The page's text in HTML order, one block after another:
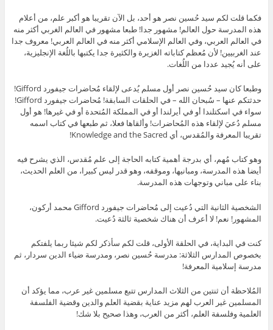
فكما قلت لكم سيد حُسين نصر هو أحد، بل الآن تقريبا هو أكبر علم، من أعلام
هذه المدرسة حول العالم! مشهور جدا! طبعا مشهور في العالم الغربي أكثر منه
في العالم العربي، وفي العالم الإسلامي أكثر منه في العالم العربي! معروف جدا
عند الغربيين! لأن مُعظم كتاباته الغزيرة والكثيرة جدا يكتبها باللُغة الإنجليزية،
على أنه يُجيد عددا من اللُغات.
وطبعا كان سيد حُسين نصر أول مسلم يُدعى لإلقاء مُحاضرات جيفورد Gifford!
حدثتكم عنها – سُبحان الله – في الحلقات السابقة! مُحاضرات جيفورد Gifford!
سواء في اسكتلندا أو في أيرلندا أو في المملكة المُتحدة أو في غيرها! هو أول
مسلم دُعيَ لإلقاء هذه المُحاضرات! وألقاها فعلا، ثم طبعها في كتاب اسمه
تقريبا المعرفة والمُقدس، أي Knowledge and the Sacred!
وهو كتاب مُهم، أي بدرجة أهمية كتابه الحاجة إلى علم مُقدس، الذي يشرح فيه
أيضا هذه المدرسة، ومبانيها، وموقفه، وهو قدر ليس كبيرا، من العلم الحديث،
بناء على مباني وتوجهات هذه المدرسة.
الشخصية الثانية التي دُعيت إلى مُحاضرات جيفورد Gifford محمد أركون،
المشهور! نعم! لا أعرف أن هناك شخصية ثالثة دُعيت.
كنت في البداية، في الحلقة الأولى، قلت لكم سأذكر لكم شيئا ربما يلفتكم
بخصوص المدارس الثلاثة: مدرسة حُسين نصر، ومدرسة ضياء الدين سردار، ثم
مدرسة إسلامية المعرفة!
المُلاحظة أن ثنتين من الثلاث المدارس تتبع مسلمين غير عرب، مما يؤكد أن
المسلمين غير العرب لهم مزيد عناية بقضية العلم والدين وقضية الفلسفة
العلمية وفلسفة العلم، أكثر من العرب، وهذا صحيح بلا شك!